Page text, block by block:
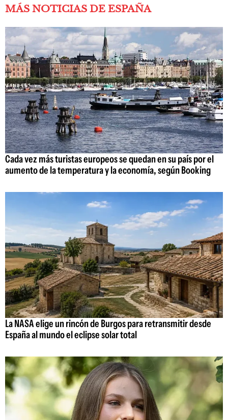
MÁS NOTICIAS DE ESPAÑA
Cada vez más turistas europeos se quedan en su país por el
aumento de la temperatura y la economía, según Booking
La NASA elige un rincón de Burgos para retransmitir desde
España al mundo el eclipse solar total